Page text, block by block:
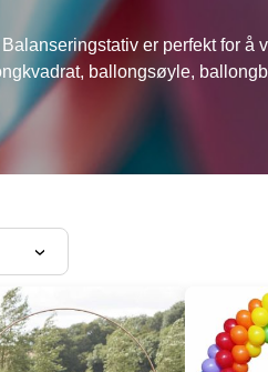
Balanseringstativ er perfekt for å
ballongsøyle,